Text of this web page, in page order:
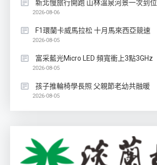
新北慢旅行開跑 山林溫泉河景一次到位
2026-08-06
F1環蘭卡威馬拉松 十月馬來西亞競速
2026-08-05
富采藍光Micro LED 頻寬衝上3點3GHz
2026-08-05
孩子推輪椅學長照 父親節老幼共融暖
2026-08-05